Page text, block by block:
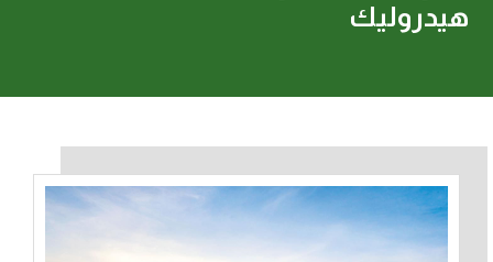
هيدروليك